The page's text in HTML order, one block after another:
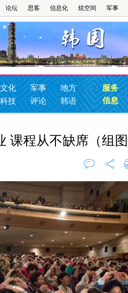
论坛 思客 信息化 炫空间 军事
文化 军事
地方
科技 评论 韩语
服务
信息
课程从不缺席（组图